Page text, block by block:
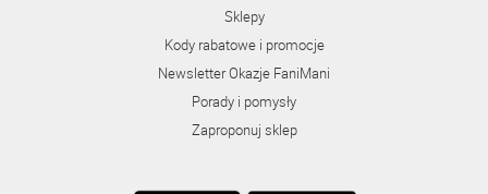
Sklepy
Kody rabatowe i promocje
Newsletter Okazje FaniMani
Porady i pomysły
Zaproponuj sklep